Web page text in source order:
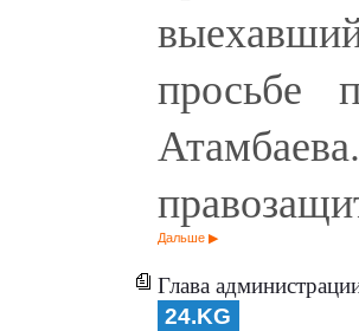
просьбе
Дальше
Глава администрации
24.KG